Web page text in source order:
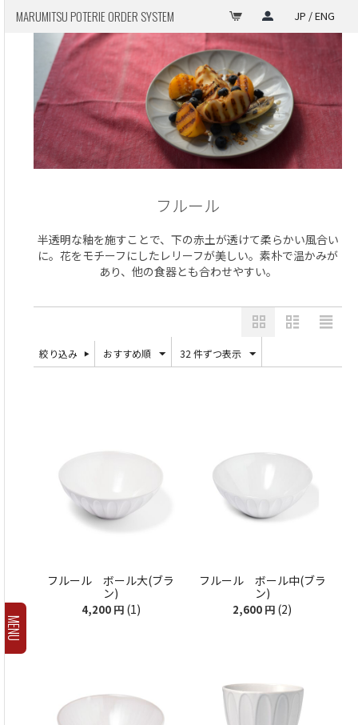
MARUMITSU POTERIE ORDER SYSTEM JP / ENG
MENU
フルール
半透明な釉を施すことで、下の赤土が透けて柔らかい風合い
に。花をモチーフにしたレリーフが美しい。素朴で温かみが
あり、他の食器とも合わせやすい。
絞り込み おすすめ順 32 件ずつ表示
フルール ボール大(ブラ
ン)
4,200 円 (1)
フルール ボール中(ブラ
ン)
2,600 円 (2)